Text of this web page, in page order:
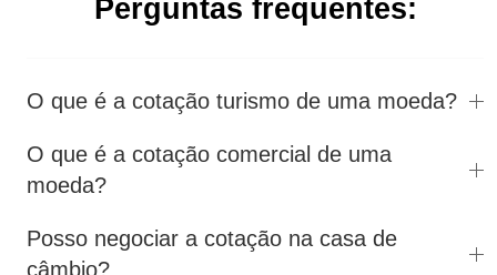
Perguntas frequentes:
O que é a cotação turismo de uma moeda?
O que é a cotação comercial de uma
moeda?
Posso negociar a cotação na casa de
câmbio?